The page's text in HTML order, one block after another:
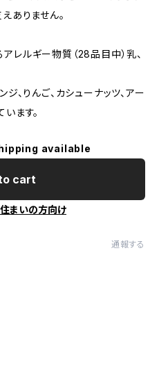
ありません。
ギー物質（28品目中）乳、
、りんご、カシューナッツ、アー
ます。
available
cart
まいの方向け
通報する